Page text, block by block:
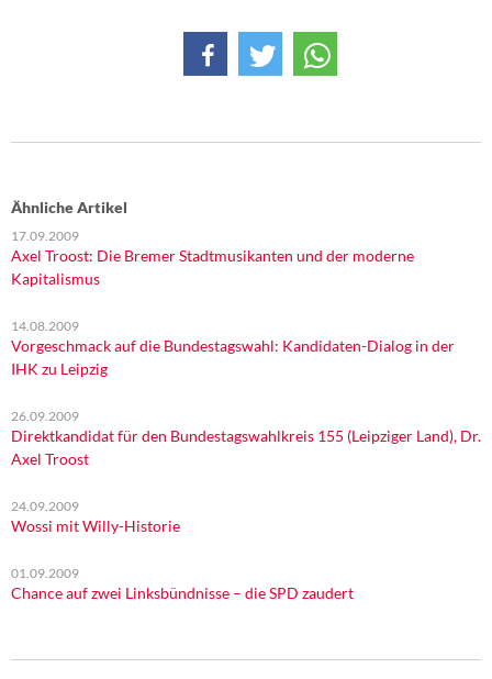
Ähnliche Artikel
17.09.2009
Axel Troost: Die Bremer Stadtmusikanten und der moderne
Kapitalismus
14.08.2009
Vorgeschmack auf die Bundestagswahl: Kandidaten-Dialog in der
IHK zu Leipzig
26.09.2009
Direktkandidat für den Bundestagswahlkreis 155 (Leipziger Land), Dr.
Axel Troost
24.09.2009
Wossi mit Willy-Historie
01.09.2009
Chance auf zwei Linksbündnisse – die SPD zaudert